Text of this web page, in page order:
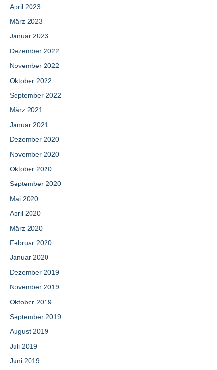
April 2023
März 2023
Januar 2023
Dezember 2022
November 2022
Oktober 2022
September 2022
März 2021
Januar 2021
Dezember 2020
November 2020
Oktober 2020
September 2020
Mai 2020
April 2020
März 2020
Februar 2020
Januar 2020
Dezember 2019
November 2019
Oktober 2019
September 2019
August 2019
Juli 2019
Juni 2019